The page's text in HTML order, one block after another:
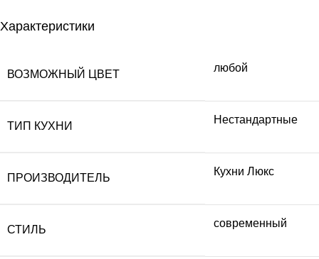
Характеристики
ВОЗМОЖНЫЙ ЦВЕТ
любой
ТИП КУХНИ
Нестандартные
ПРОИЗВОДИТЕЛЬ
Кухни Люкс
СТИЛЬ
современный